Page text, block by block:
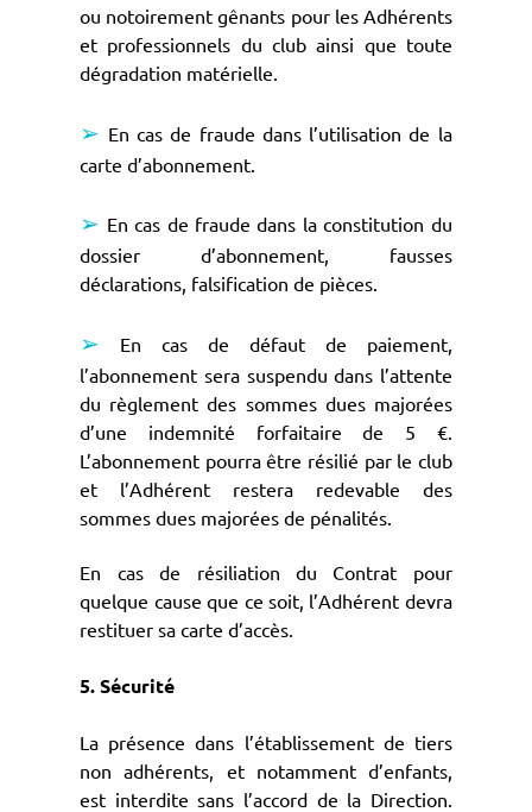
ou notoirement gênants pour les Adhérents
et professionnels du club ainsi que toute
dégradation matérielle.
➢ En cas de fraude dans l’utilisation de la
carte d’abonnement.
➢ En cas de fraude dans la constitution du
dossier d’abonnement, fausses
déclarations, falsification de pièces.
➢ En cas de défaut de paiement,
l’abonnement sera suspendu dans l’attente
du règlement des sommes dues majorées
d’une indemnité forfaitaire de 5 €.
L’abonnement pourra être résilié par le club
et l’Adhérent restera redevable des
sommes dues majorées de pénalités.
En cas de résiliation du Contrat pour
quelque cause que ce soit, l’Adhérent devra
restituer sa carte d’accès.
5. Sécurité
La présence dans l’établissement de tiers
non adhérents, et notamment d’enfants,
est interdite sans l’accord de la Direction.